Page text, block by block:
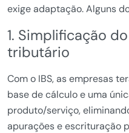
exige adaptação. Alguns
1. Simplificação
tributário
Com o IBS, as empresas
base de cálculo e uma
produto/serviço,
apurações e escrituração